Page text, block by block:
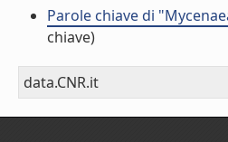
Parole chiave di
chiave)
data.CNR.it